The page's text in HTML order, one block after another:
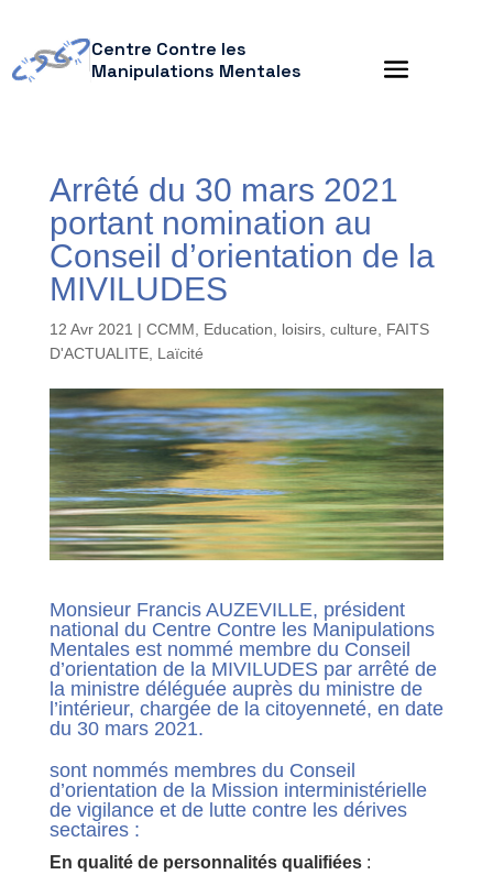
Centre Contre les
Manipulations Mentales
Arrêté du 30 mars 2021
portant nomination au
Conseil d’orientation de la
MIVILUDES
12 Avr 2021 | CCMM Education, loisirs, culture
FAITS
D'ACTUALITE, Laïcité
Monsieur Francis AUZEVILLE, président
national du Centre Contre les Manipulations
Mentales est nommé membre du Conseil
d’orientation de la MIVILUDES par arrêté de
la ministre déléguée auprès du ministre de
l’intérieur, chargée de la citoyenneté, en date
du 30 mars 2021.
sont nommés membres du Conseil
d’orientation de la Mission interministérielle
de vigilance et de lutte contre les dérives
sectaires :
En qualité de personnalités qualifiées: